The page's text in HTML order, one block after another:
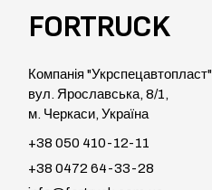
FORTRUCK
Компанія "Укрспецавтопласт"
вул. Ярославська, 8/1,
м. Черкаси, Україна
+38 050 410-12-11
+38 0472 64-33-28